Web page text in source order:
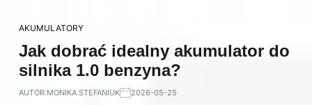
AKUMULATORY
Jak dobrać idealny akumulator do
silnika 1.0 benzyna?
AUTOR:MONIKA STEFANIUK 2026-05-25